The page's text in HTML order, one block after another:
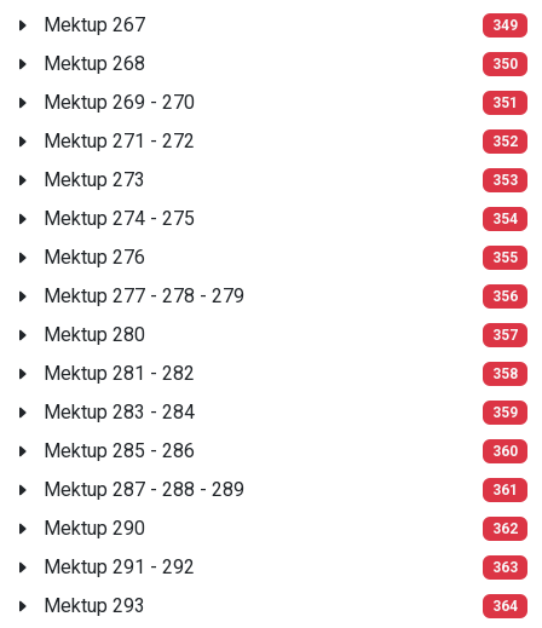
Mektup 267 349
Mektup 268 350
Mektup 269 - 270 351
Mektup 271 - 272 352
Mektup 273 353
Mektup 274 - 275 354
Mektup 276 355
Mektup 277 - 278 - 279 356
Mektup 280 357
Mektup 281 - 282 358
Mektup 283 - 284 359
Mektup 285 - 286 360
Mektup 287 - 288 - 289 361
Mektup 290 362
Mektup 291 - 292 363
Mektup 293 364